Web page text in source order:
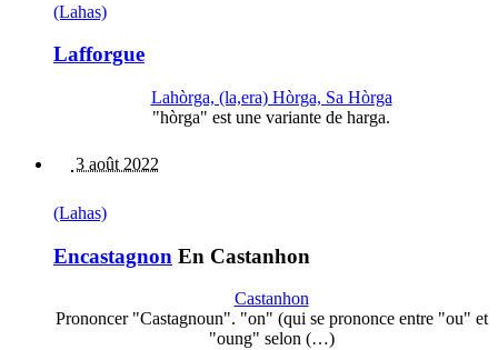
(Lahas)
Lafforgue
Lahòrga, (la,era) Hòrga, Sa Hòrga
"hòrga" est une variante de harga.
3 août 2022
(Lahas)
Encastagnon En Castanhon
Castanhon
Prononcer "Castagnoun". "on" (qui se prononce entre "ou" et
"oung" selon (…)